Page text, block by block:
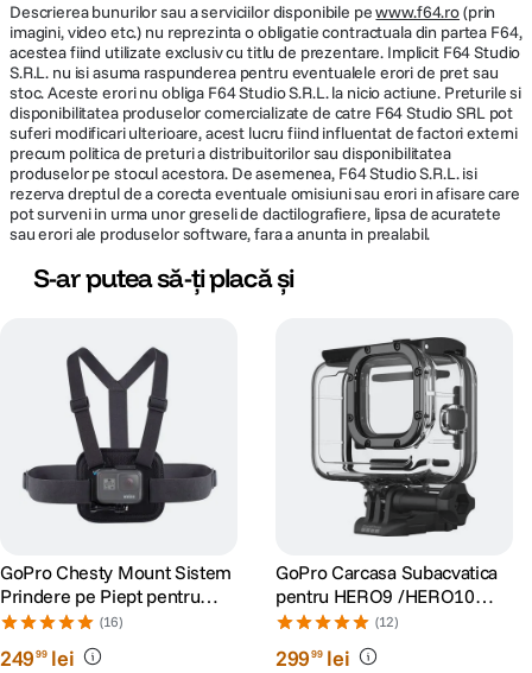
Descrierea bunurilor sau a serviciilor disponibile pewww.f64.ro(prin
imagini, video etc.) nu reprezinta o obligatie contractuala din partea F64,
acestea fiind utilizate exclusiv cu titlu de prezentare. Implicit F64 Studio
S.R.L. nu isi asuma raspunderea pentru eventualele erori de pret sau
stoc. Aceste erori nu obliga F64 Studio S.R.L. la nicio actiune. Preturile si
disponibilitatea produselor comercializate de catre F64 Studio SRL pot
suferi modificari ulterioare, acest lucru fiind influentat de factori externi
precum politica de preturi a distribuitorilor sau disponibilitatea
produselor pe stocul acestora. De asemenea, F64 Studio S.R.L. isi
rezerva dreptul de a corecta eventuale omisiuni sau erori in afisare care
pot surveni in urma unor greseli de dactilografiere, lipsa de acuratete
sau erori ale produselor software, fara a anunta in prealabil.
S-ar putea să-ți placă și
GoPro Chesty Mount Sistem
Prindere pe Piept pentru
Camerele Video GoPro
(16)
24999 lei
GoPro Carcasa Subacvatica
pentru HERO9 /HERO10
/HERO11 Black/HERO12/
HERO13
(12)
29999 lei